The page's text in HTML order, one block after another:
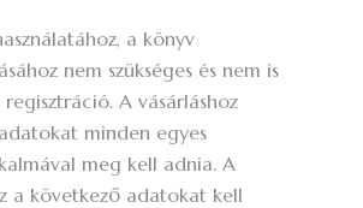
a könyv
nem szükséges és nem is
regisztráció. A vásárláshoz
minden egyes
meg kell adnia. A
a következő adatokat kell